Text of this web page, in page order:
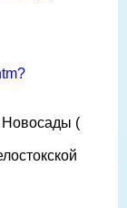
Новосады (